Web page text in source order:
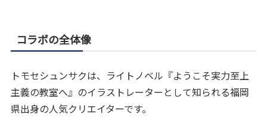
コラボの全体像
トモセシュンサクは、ライトノベル『ようこそ実力至上
主義の教室へ』のイラストレーターとして知られる福岡
県出身の人気クリエイターです。